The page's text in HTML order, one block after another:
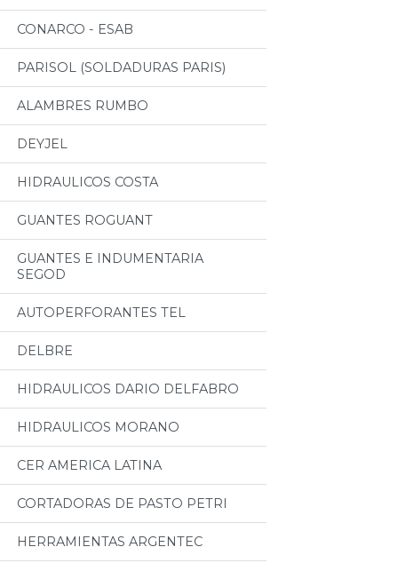
CONARCO - ESAB
PARISOL (SOLDADURAS PARIS)
ALAMBRES RUMBO
DEYJEL
HIDRAULICOS COSTA
GUANTES ROGUANT
GUANTES E INDUMENTARIA
SEGOD
AUTOPERFORANTES TEL
DELBRE
HIDRAULICOS DARIO DELFABRO
HIDRAULICOS MORANO
CER AMERICA LATINA
CORTADORAS DE PASTO PETRI
HERRAMIENTAS ARGENTEC